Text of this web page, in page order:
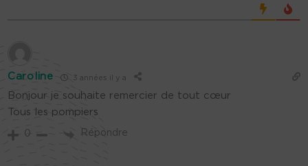
Caroline 3 années il y a
Bonjour je souhaite remercier de tout cœur
Tous les pompiers
0 Répondre